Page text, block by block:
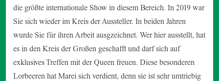
die größte internationale Show in diesem Bereich. In 2019 war
Sie sich wieder im Kreis der Aussteller. In beiden Jahren
wurde Sie für ihren Arbeit ausgzeichnet. Wer hier ausstellt, hat
es in den Kreis der Großen geschafft und darf sich auf
exklusives Treffen mit der Queen freuen. Diese besonderen
Lorbeeren hat Marei sich verdient, denn sie ist sehr umtriebig